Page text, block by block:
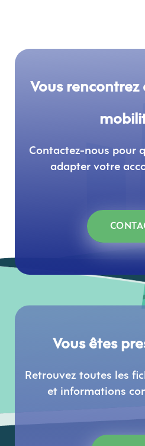
Vous rencontrez
Contactez-nous pour
adapter votre
Vous êtes
Retrouvez toutes les
et informations